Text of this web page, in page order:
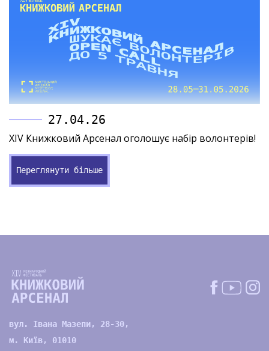
27.04.26
XIV Книжковий Арсенал оголошує набір волонтерів!
Переглянути більше
вул. Івана Мазепи, 28-30,
м. Київ, 01010